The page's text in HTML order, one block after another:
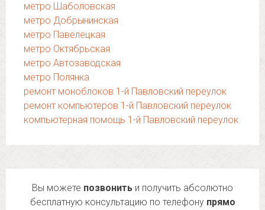
метро Шаболовская
метро Добрынинская
метро Павелецкая
метро Октябрьская
метро Автозаводская
метро Полянка
ремонт моноблоков 1-й Павловский переулок
ремонт компьютеров 1-й Павловский переулок
компьютерная помощь 1-й Павловский переулок
Вы можете позвонить и получить абсолютно
бесплатную консультацию по телефону прямо